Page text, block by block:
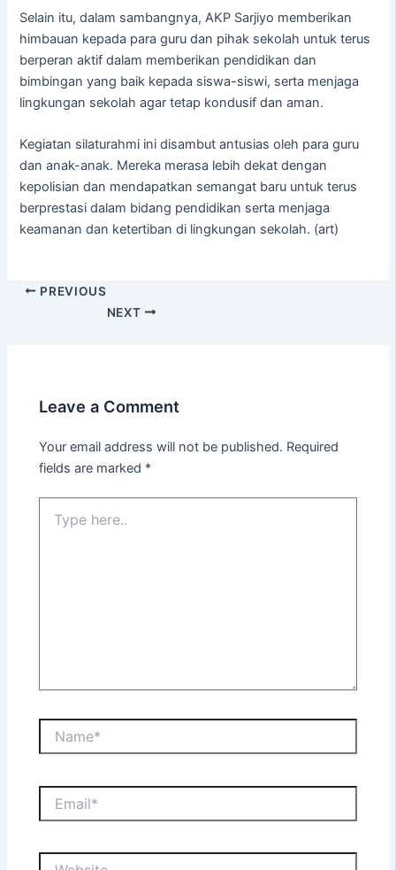
Selain itu, dalam sambangnya, AKP Sarjiyo memberikan
himbauan kepada para guru dan pihak sekolah untuk terus
berperan aktif dalam memberikan pendidikan dan
bimbingan yang baik kepada siswa-siswi, serta menjaga
lingkungan sekolah agar tetap kondusif dan aman.
Kegiatan silaturahmi ini disambut antusias oleh para guru
dan anak-anak. Mereka merasa lebih dekat dengan
kepolisian dan mendapatkan semangat baru untuk terus
berprestasi dalam bidang pendidikan serta menjaga
keamanan dan ketertiban di lingkungan sekolah. (art)
PREVIOUS
NEXT
Leave a Comment
Your email address will not be published. Required
fields are marked *
here..